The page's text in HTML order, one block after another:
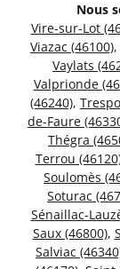
Nous
Vire-sur-Lot
Viazac (46100),
Vaylats
Valprionde
(46240),
de-Faure
Thégra
Terrou
Soulomès
Soturac
Sénaillac-
Saux (46800),
Salviac